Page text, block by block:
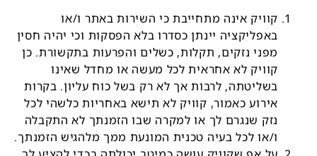
קוויק אינה מתחייבת כי השירות באתר ו/או
באפליקציה יינתן כסדרו בלא הפסקות וכי יהיה חסין
מפני נזקים, תקלות, כשלים והפרעות בתקשורת. כן
קוויק לא אחראית לכל מעשה או מחדל שאינו
בשליטתה, לרבות אך לא רק בשל כוח עליון. בקרות
אירוע כאמור, קוויק לא תישא באחריות כלשהי לכל
נזק שנגרם לך או למקרה שבו הזמנתך לא התקבלה
ו/או לכל בעיה טכנית המונעת ממך מלהגיש הזמנתך.